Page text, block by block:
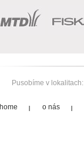
Pusobíme v lokalitach:
home o nás